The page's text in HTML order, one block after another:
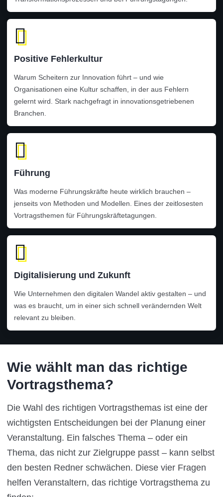
Positive Fehlerkultur
Warum Scheitern zur Innovation führt – und wie
Organisationen eine Kultur schaffen, in der aus Fehlern
gelernt wird. Stark nachgefragt in innovationsgetriebenen
Branchen.
Führung
Was moderne Führungskräfte heute wirklich brauchen –
jenseits von Methoden und Modellen. Eines der zeitlosesten
Vortragsthemen für Führungskräftetagungen.
Digitalisierung und Zukunft
Wie Unternehmen den digitalen Wandel aktiv gestalten – und
was es braucht, um in einer sich schnell verändernden Welt
relevant zu bleiben.
Wie wählt man das richtige
Vortragsthema?
Die Wahl des richtigen Vortragsthemas ist eine der
wichtigsten Entscheidungen bei der Planung einer
Veranstaltung. Ein falsches Thema – oder ein
Thema, das nicht zur Zielgruppe passt – kann selbst
den besten Redner schwächen. Diese vier Fragen
helfen Veranstaltern, das richtige Vortragsthema zu